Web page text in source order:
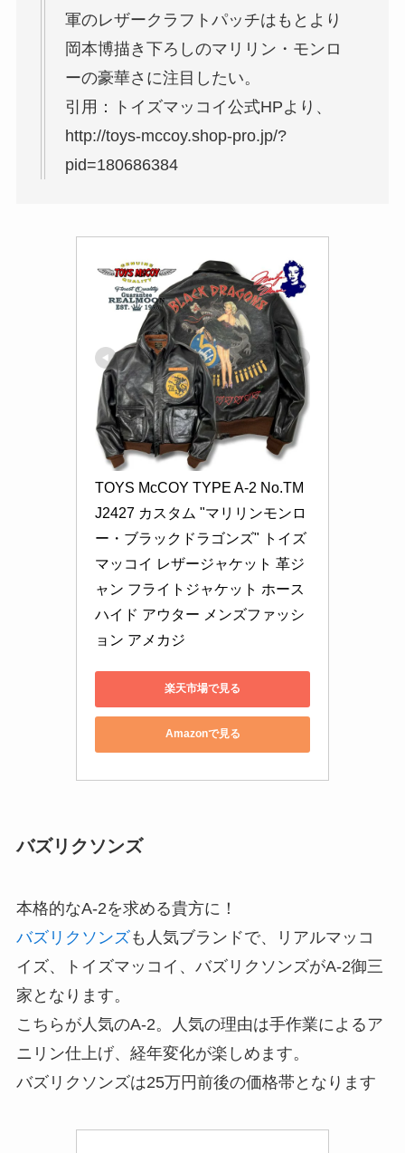
軍のレザークラフトパッチはもとより
岡本博描き下ろしのマリリン・モンロ
ーの豪華さに注目したい。
引用：トイズマッコイ公式HPより、
http://toys-mccoy.shop-pro.jp/?
pid=180686384
TOYS McCOY TYPE A-2 No.TM
J2427 カスタム "マリリンモンロ
ー・ブラックドラゴンズ" トイズ
マッコイ レザージャケット 革ジ
ャン フライトジャケット ホース
ハイド アウター メンズファッシ
ョン アメカジ
楽天市場で見る
Amazonで見る
バズリクソンズ
本格的なA-2を求める貴方に！
バズリクソンズも人気ブランドで、リアルマッコ
イズ、トイズマッコイ、バズリクソンズがA-2御三
家となります。
こちらが人気のA-2。人気の理由は手作業によるア
ニリン仕上げ、経年変化が楽しめます。
バズリクソンズは25万円前後の価格帯となります